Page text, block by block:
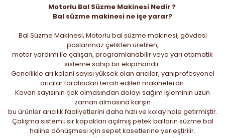
Motorlu Bal Süzme Makinesi Nedir ?
Bal süzme makinesi ne işe yarar?
Bal Süzme Makinesi, Motorlu bal süzme makinesi, gövdesi
paslanmaz çelikten üretilen,
motor yardımı ile çalışan, programlanabilir veya yarı otomatik
sisteme sahip bir ekipmandır.
Genellikle arı koloni sayısı yüksek olan arıcılar, yaniprofesyonel
arıcılar tarafından tercih edilen makinelerdir.
Kovan sayısının çok olmasından dolayı sağım işleminin uzun
zaman almasına karşın
bu ürünler arıcılık faaliyetlerini daha hızlı ve kolay hale getirmiştir.
Çalışma sistemi; sır kapakları açılmış petek balların süzme bal
haline dönüşmesi için sepet kasetlerine yerleştirilir.